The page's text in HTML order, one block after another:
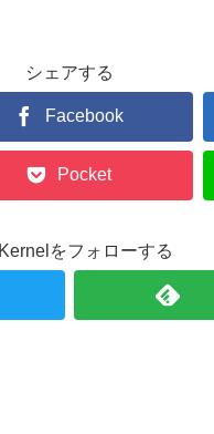
シェアする
Facebook
Pocket
をフォローする